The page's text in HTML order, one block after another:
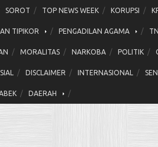
SOROT TOP NEWS WEEK KORUPSI
TIPIKOR PENGADILAN AGAMA
MORALITAS NARKOBA POLITIK
DISCLAIMER INTERNASIONAL
DAERAH